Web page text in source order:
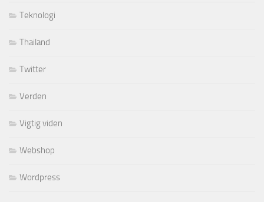
Teknologi
Thailand
Twitter
Verden
Vigtig viden
Webshop
Wordpress